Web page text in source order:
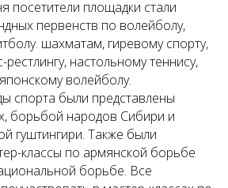
посетители площадки стали
первенств по волейболу,
шахматам, гиревому спорту,
рестлингу, настольному теннису,
волейболу.
спорта были представлены
борьбой народов Сибири и
гуштингири. Также были
классы по армянской борьбе
борьбе. Все